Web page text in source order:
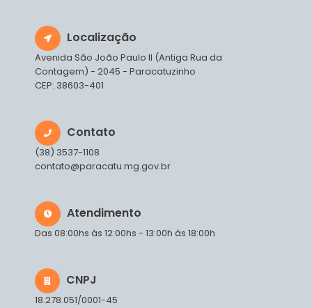
Localização
Avenida São João Paulo II (Antiga Rua da
Contagem) - 2045 - Paracatuzinho
CEP: 38603-401
Contato
(38) 3537-1108
contato@paracatu.mg.gov.br
Atendimento
Das 08:00hs às 12:00hs - 13:00h às 18:00h
CNPJ
18.278.051/0001-45